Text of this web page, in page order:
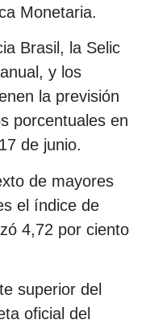
Monetaria.
Brasil, la Selic
y los
la previsión
porcentuales en
de junio.
de mayores
el índice de
4,72 por ciento
superior del
oficial del